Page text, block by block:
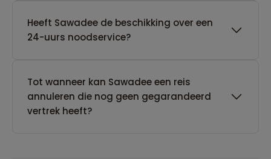
Heeft Sawadee de beschikking over een
24-uurs noodservice?
Tot wanneer kan Sawadee een reis
annuleren die nog geen gegarandeerd
vertrek heeft?